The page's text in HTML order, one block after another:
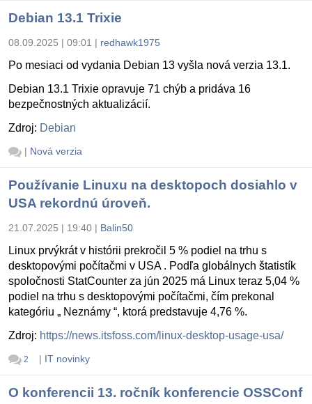
Debian 13.1 Trixie
08.09.2025 | 09:01 | redhawk1975
Po mesiaci od vydania Debian 13 vyšla nová verzia 13.1.
Debian 13.1 Trixie opravuje 71 chýb a pridáva 16
bezpečnostných aktualizácií.
Zdroj: Debian
| Nová verzia
Používanie Linuxu na desktopoch dosiahlo v
USA rekordnú úroveň.
21.07.2025 | 19:40 | Balin50
Linux prvýkrát v histórii prekročil 5 % podiel na trhu s
desktopovými počítačmi v USA . Podľa globálnych štatistík
spoločnosti StatCounter za jún 2025 má Linux teraz 5,04 %
podiel na trhu s desktopovými počítačmi, čím prekonal
kategóriu „ Neznámy “, ktorá predstavuje 4,76 %.
Zdroj: https://news.itsfoss.com/linux-desktop-usage-usa/
2 | IT novinky
O konferencii 13. ročník konferencie OSSConf